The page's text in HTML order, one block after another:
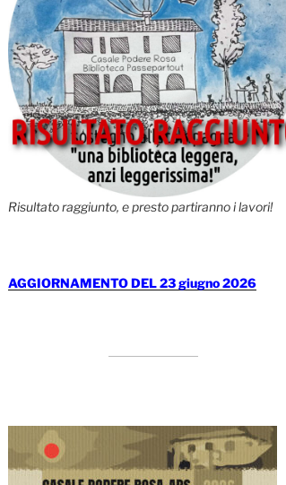
Risultato raggiunto, e presto partiranno i lavori!
AGGIORNAMENTO DEL 23 giugno 2026